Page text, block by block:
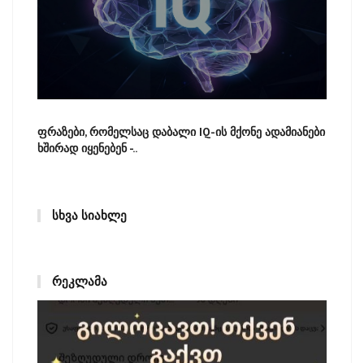
ფრაზები, რომელსაც დაბალი IQ-ის მქონე ადამიანები
ხშირად იყენებენ -..
ᲡᲮᲕᲐ ᲡᲘᲐᲮᲚᲔ
ᲠᲔᲙᲚᲐᲛᲐ